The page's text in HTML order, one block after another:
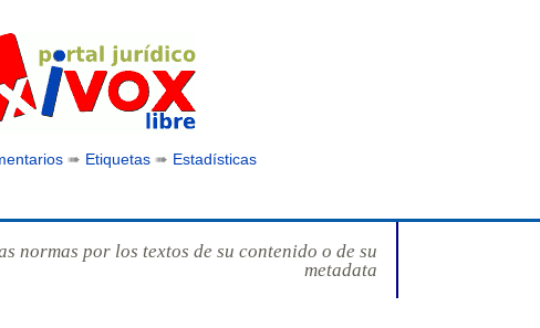
➠ Etiquetas➠ Estadísticas
normas por los textos de su contenido o de su
metadata